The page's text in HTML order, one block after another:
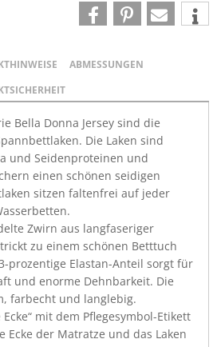
ABMESSUNGEN
Bella Donna Jersey sind die
Die Laken sind
und Seidenproteinen und
einen schönen seidigen
sitzen faltenfrei auf jeder
Zwirn aus langfaseriger
zu einem schönen Betttuch
prozentige Elastan-Anteil sorgt für
und enorme Dehnbarkeit. Die
farbecht und langlebig.
mit dem Pflegesymbol-Etikett
Ecke der Matratze und das Laken